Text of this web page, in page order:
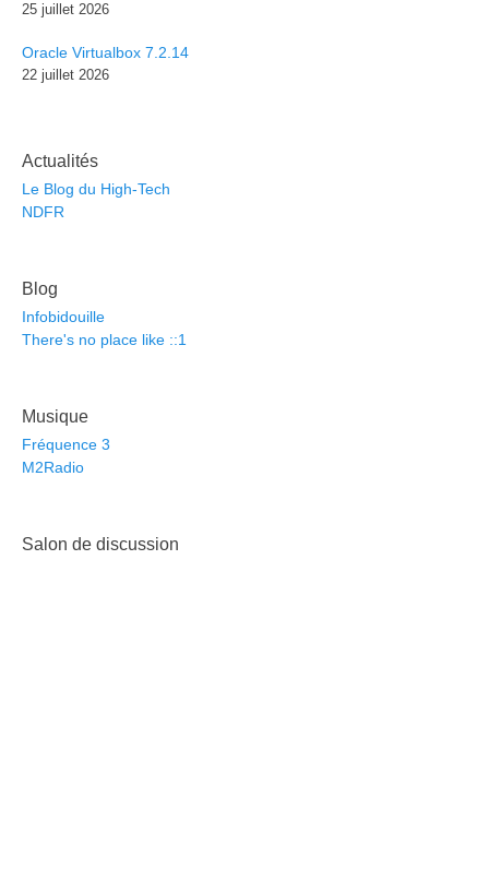
25 juillet 2026
Oracle Virtualbox 7.2.14
22 juillet 2026
Actualités
Le Blog du High-Tech
NDFR
Blog
Infobidouille
There's no place like ::1
Musique
Fréquence 3
M2Radio
Salon de discussion